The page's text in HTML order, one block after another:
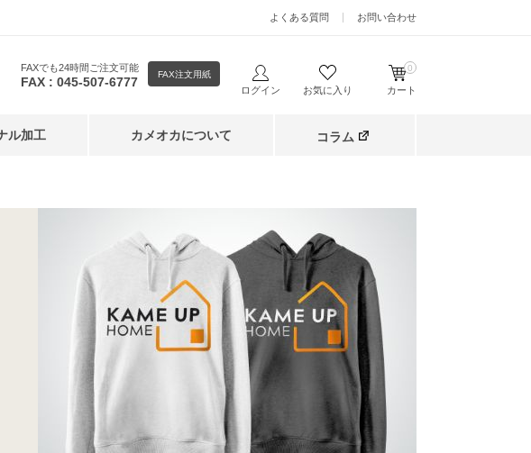
よくある質問 お問い合わせ
FAXでも24時間ご注文可能
FAX : 045-507-6777 FAX注文用紙
ログイン お気に入り カート
0
ル加工 カメオカについて コラム